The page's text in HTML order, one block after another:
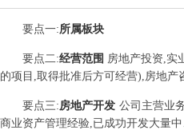
要点一:所属板块
要点二:经营范围 房地产投资,实
的项目,取得批准后方可经营),房地
要点三:房地产开发 公司主营业
商业资产管理经验,已成功开发大量